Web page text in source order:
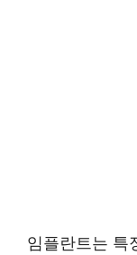
임플란트는 특